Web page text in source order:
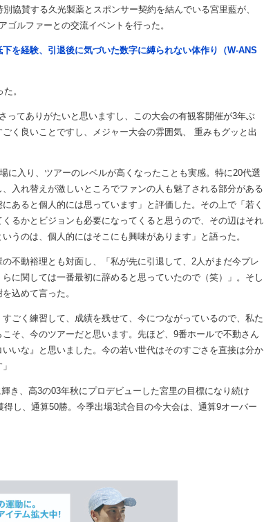
協賛する久光製薬とスポンサー契約を結んでいる宮里藍が、
ルファーとの交流イベントを行った。
を経験、引退後に気づいた数字に縛られない体作り（W-ANS
。
ってありがたいと思いますし、この大会の有観客開催が3年ぶ
く良いことですし、メジャー大会の雰囲気、 重みもグッと出
入り、ツアーのレベルが高くなったことも実感。特に20代選
入れ替えが激しいところでファンの人も魅了される部分がある
あると個人的には思っています」と評価した。その上で「若く
るかとビジョンも必要になってくると思うので、その辺はそれ
うのは、個人的にはそこにも興味があります」と語った。
不動裕理とも対面し、「私が先に引退して、2人がまだ今プレ
に関しては一番最初に辞めると思っていたので（笑）」。そし
込めて言った。
ごく練習して、成績を残せて、今につながっているので、私た
そ、今のツアーだと思います。先ほど、9番ホールで不動さん
いな』と思いました。今の若い世代はそのすごさを直接は分か
き、高3の03年秋にプロデビューした宮里の目標になり続け
し、通算50勝。今季出場3試合目の今大会は、通算9オーバー